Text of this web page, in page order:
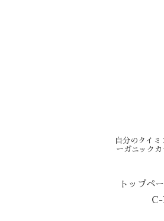
自分のタイ
ーガニック
トップペ
C-